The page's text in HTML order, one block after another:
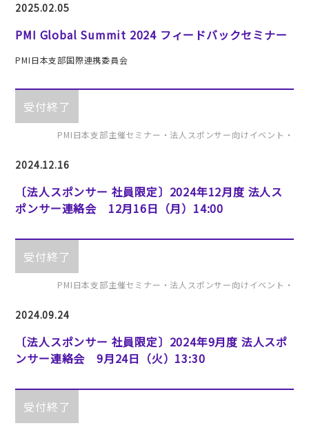
2025.02.05
PMI Global Summit 2024 フィードバックセミナー
PMI日本支部国際連携委員会
受付終了
PMI日本支部主催セミナー・法人スポンサー向けイベント・
2024.12.16
〔法人スポンサー 社員限定〕2024年12月度 法人ス
ポンサー連絡会 12月16日（月）14:00
受付終了
PMI日本支部主催セミナー・法人スポンサー向けイベント・
2024.09.24
〔法人スポンサー 社員限定〕2024年9月度 法人スポ
ンサー連絡会 9月24日（火）13:30
受付終了